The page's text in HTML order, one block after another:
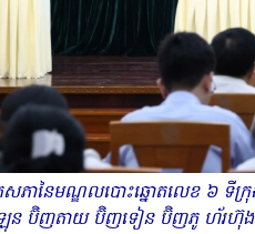
ានៃមណ្ឌលបោះឆ្នោត​លេខ ៦ ទីក្
ឡុន ប៊ិញតាយ ប៊ិញទៀន ប៊ិញភូ ហ័រហ៊ុ